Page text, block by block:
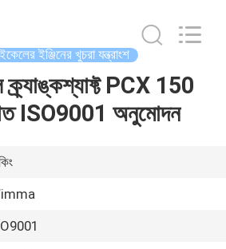
ইঞ্জিনের খুচরা যন্ত্রাংশ
PCX 150
ISO9001 অনুমোদন